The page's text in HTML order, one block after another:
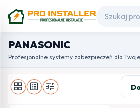
PANASONIC
Profesjonalne systemy zabezpieczeń dla
grid_view list_alt tune